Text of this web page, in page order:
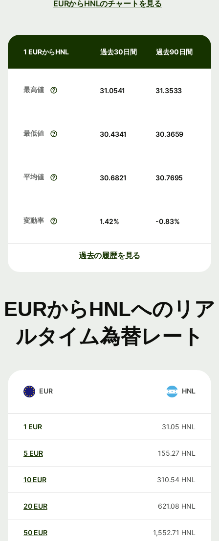
EURからHNLのチャートを見る
1 EURからHNL 過去30日間 過去90日間
最高値 31.0541 31.3533
最低値 30.4341 30.3659
平均値 30.6821 30.7695
変動率 1.42% -0.83%
過去の履歴を見る
EURからHNLへのリア
ルタイム為替レート
EUR HNL
1 EUR 31.05 HNL
5 EUR 155.27 HNL
10 EUR 310.54 HNL
20 EUR 621.08 HNL
50 EUR 1,552.71 HNL